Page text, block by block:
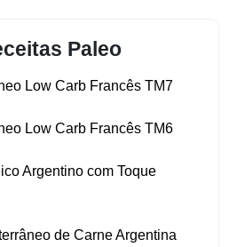
Paleo
Low Carb Francês TM7
Low Carb Francês TM6
Argentino com Toque
de Carne Argentina